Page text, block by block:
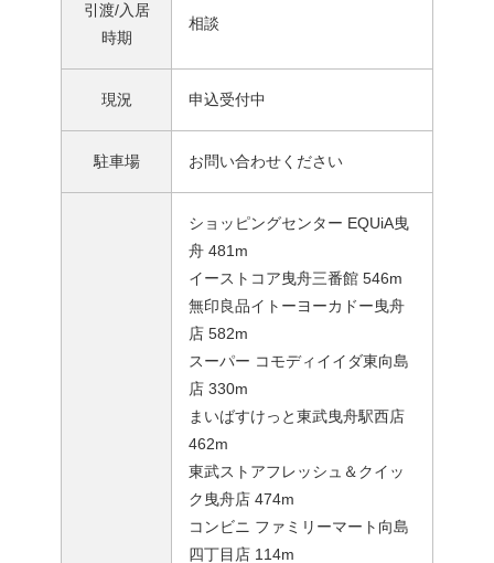
引渡/入居
時期
相談
現況 申込受付中
駐車場 お問い合わせください
ショッピングセンター EQUiA曳
舟 481m
イーストコア曳舟三番館 546m
無印良品イトーヨーカドー曳舟
店 582m
スーパー コモディイイダ東向島
店 330m
まいばすけっと東武曳舟駅西店
462m
東武ストアフレッシュ＆クイッ
ク曳舟店 474m
コンビニ ファミリーマート向島
四丁目店 114m